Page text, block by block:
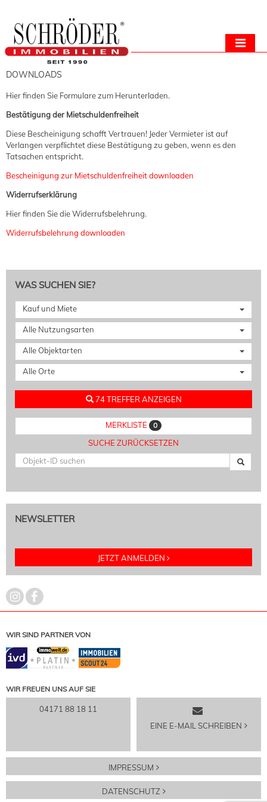
DOWNLOADS
Hier finden Sie Formulare zum Herunterladen.
Bestätigung der Mietschuldenfreiheit
Diese Bescheinigung schafft Vertrauen! Jeder Vermieter ist auf
Verlangen verpflichtet diese Bestätigung zu geben, wenn es den
Tatsachen entspricht.
Bescheinigung zur Mietschuldenfreiheit downloaden
Widerrufserklärung
Hier finden Sie die Widerrufsbelehrung.
Widerrufsbelehrung downloaden
WAS SUCHEN SIE?
Kauf und Miete
Alle Nutzungsarten
Alle Objektarten
Alle Orte
74 TREFFER ANZEIGEN
MERKLISTE 0
SUCHE ZURÜCKSETZEN
NEWSLETTER
JETZT ANMELDEN
WIR SIND PARTNER VON
WIR FREUEN UNS AUF SIE
04171 88 18 11
EINE E-MAIL SCHREIBEN
IMPRESSUM
DATENSCHUTZ